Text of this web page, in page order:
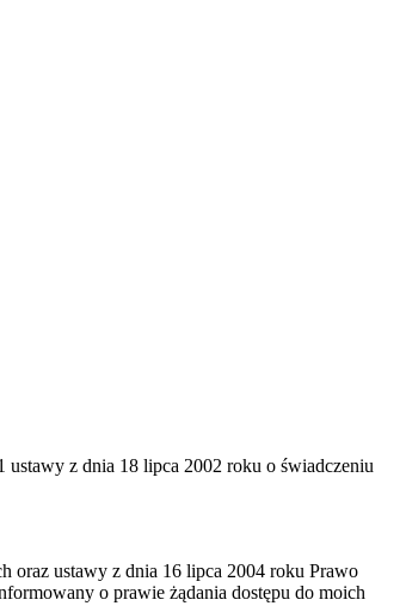
ustawy z dnia 18 lipca 2002 roku o świadczeniu
oraz ustawy z dnia 16 lipca 2004 roku Prawo
o prawie żądania dostępu do moich